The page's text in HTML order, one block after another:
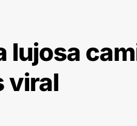
lujosa
viral